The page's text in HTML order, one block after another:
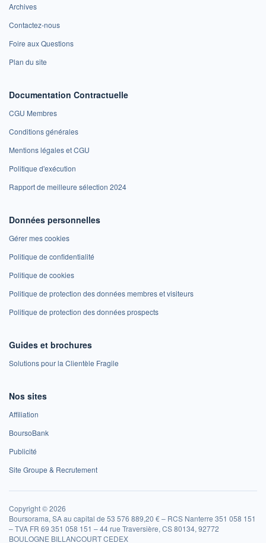
Archives
Contactez-nous
Foire aux Questions
Plan du site
Documentation Contractuelle
CGU Membres
Conditions générales
Mentions légales et CGU
Politique d'exécution
Rapport de meilleure sélection 2024
Données personnelles
Gérer mes cookies
Politique de confidentialité
Politique de cookies
Politique de protection des données membres et visiteurs
Politique de protection des données prospects
Guides et brochures
Solutions pour la Clientèle Fragile
Nos sites
Affiliation
BoursoBank
Publicité
Site Groupe & Recrutement
Copyright © 2026
Boursorama, SA au capital de 53 576 889,20 € – RCS Nanterre 351 058 151
– TVA FR 69 351 058 151 – 44 rue Traversière, CS 80134, 92772
BOULOGNE BILLANCOURT CEDEX